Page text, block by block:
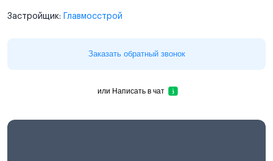
Застройщик: Главмосстрой
Заказать обратный звонок
или Написать в чат